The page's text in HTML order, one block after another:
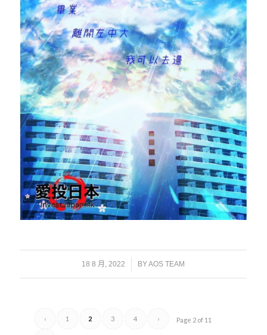
18 8 月, 2022
/ BYAOS TEAM
Page 2 of 11
‹ 1 2 3 4 ›